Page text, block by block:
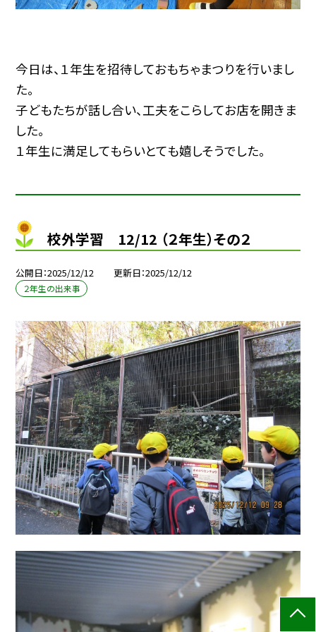
今日は、１年生を招待しておもちゃまつりを行いまし
た。
子どもたちが話し合い、工夫をこらしてお店を開きま
した。
１年生に満足してもらいとても嬉しそうでした。
校外学習 12/12 （２年生）その２
公開日 2025/12/12 更新日 2025/12/12
２年生の出来事